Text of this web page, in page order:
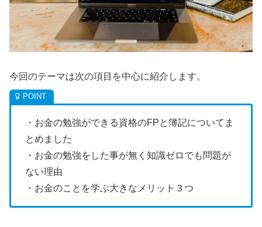
今回のテーマは次の項目を中心に紹介します。
・お金の勉強ができる資格のFPと簿記についてま
とめました
・お金の勉強をした事が無く知識ゼロでも問題が
ない理由
・お金のことを学ぶ大きなメリット３つ